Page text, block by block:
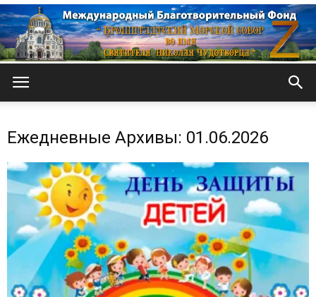
собор
Ежедневные Архивы: 01.06.2026